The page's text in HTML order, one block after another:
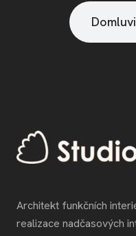
Architekt funkčních
realizace nadčasových